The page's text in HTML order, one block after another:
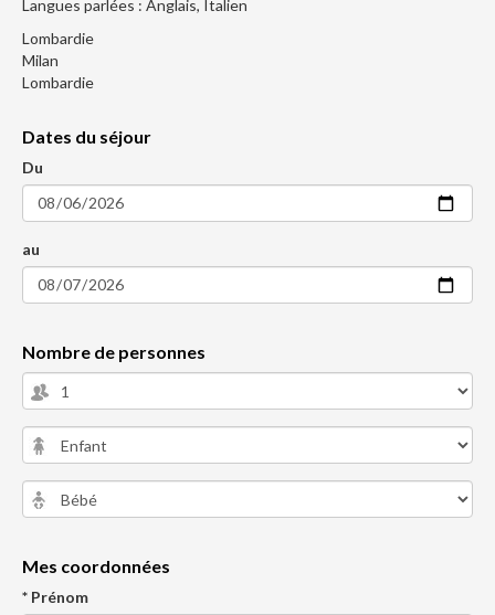
Langues parlées : Anglais, Italien
Lombardie
Milan
Lombardie
Dates du séjour
Du
au
Nombre de personnes
Mes coordonnées
* Prénom